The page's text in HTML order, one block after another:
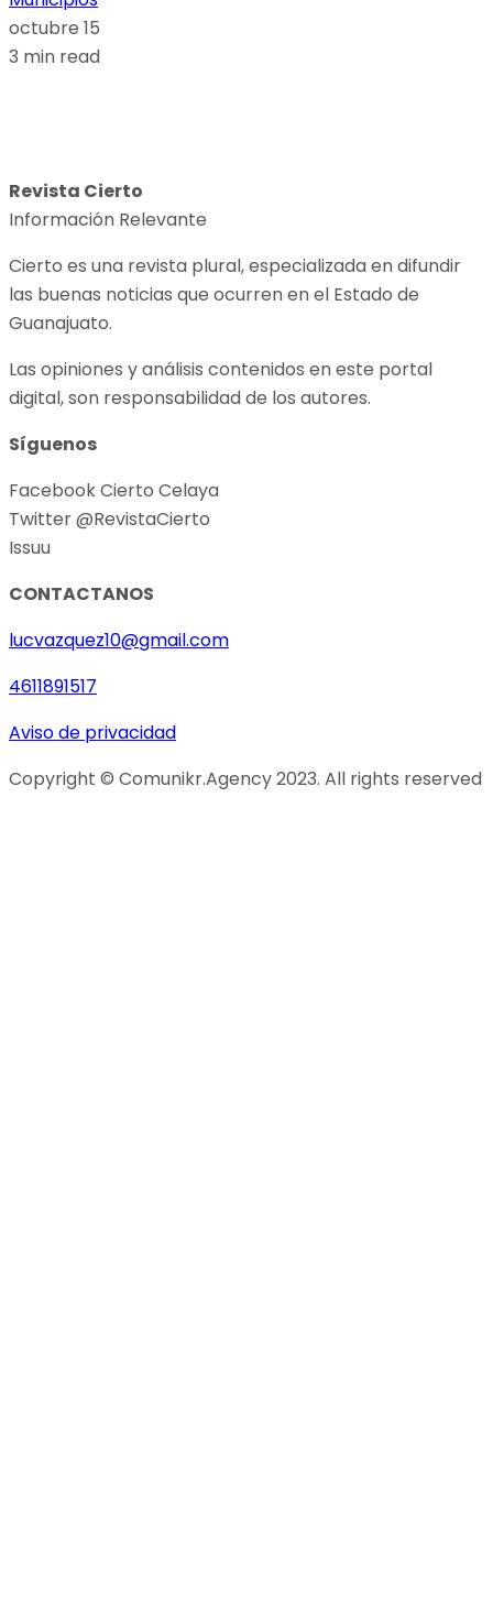
octubre 15
3 min read
Revista Cierto
Información Relevante
Cierto es una revista plural, especializada en difundir
las buenas noticias que ocurren en el Estado de
Guanajuato.
Las opiniones y análisis contenidos en este portal
digital, son responsabilidad de los autores.
Síguenos
Facebook Cierto Celaya
Twitter @RevistaCierto
Issuu
CONTACTANOS
lucvazquez10@gmail.com
4611891517
Aviso de privacidad
Copyright © Comunikr.Agency 2023. All rights reserved